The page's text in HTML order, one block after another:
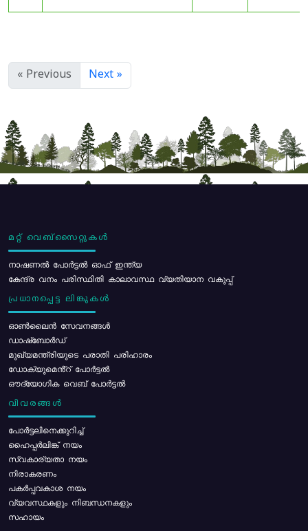
« Previous Next »
മറ്റ് വെബ്സൈറ്റുകൾ
നാഷണൽ പോർട്ടൽ ഓഫ് ഇന്ത്യ
കേന്ദ്ര വനം പരിസ്ഥിതി കാലാവസ്ഥ വ്യതിയാന വകുപ്പ്
പ്രധാനപ്പെട്ട ലിങ്കുകൾ
ഓൺലൈൻ സേവനങ്ങൾ
ഡാഷ്ബോർഡ്
മുഖ്യമന്ത്രിയുടെ പരാതി പരിഹാരം
ഡോക്യുമെൻ്റ് പോർട്ടൽ
ഔദ്യോഗിക വെബ് പോർട്ടൽ
വിവരങ്ങൾ
പോര്‍ട്ടലിനെക്കുറിച്ച്
ഹൈപ്പർലിങ്ക് നയം
സ്വകാര്യതാ നയം
നിരാകരണം
പകർപ്പവകാശ നയം
വ്യവസ്ഥകളും നിബന്ധനകളും
സഹായം